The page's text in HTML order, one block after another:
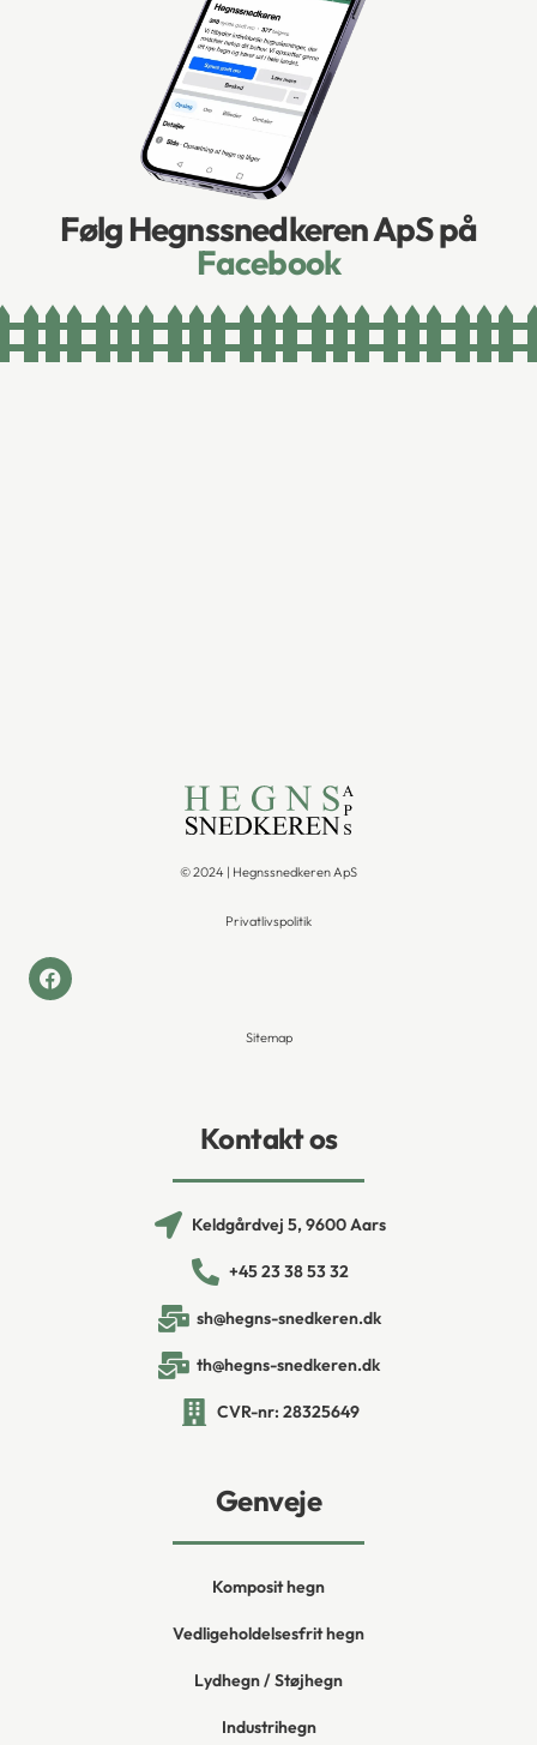
Følg Hegnssnedkeren ApS på
Facebook
© 2024 | Hegnssnedkeren ApS
Privatlivspolitik
Sitemap
Kontakt os
Keldgårdvej 5, 9600 Aars
+45 23 38 53 32
sh@hegns-snedkeren.dk
th@hegns-snedkeren.dk
CVR-nr: 28325649
Genveje
Komposit hegn
Vedligeholdelsesfrit hegn
Lydhegn / Støjhegn
Industrihegn